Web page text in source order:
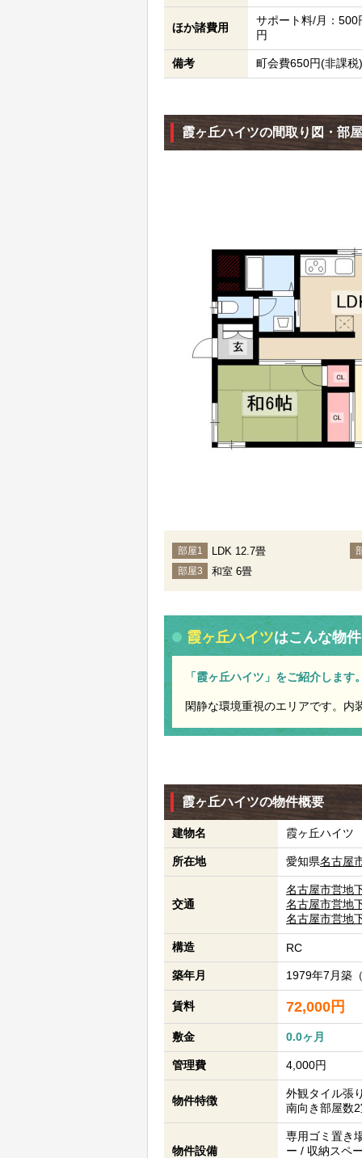
ほか諸費用
サポート料/月：
円
備考 町会費650円(非課
霞ヶ丘ハイツの間取り図・部
部屋1 LDK 12.7畳
部屋3
和室 6畳
霞ヶ丘ハイツはこんな物
「霞ヶ丘ハイツ」をご紹介します
閑静な環境重視のエリアです。内
霞ヶ丘ハイツの物件概要
建物名 霞ヶ丘ハイツ
所在地 愛知県名古屋
交通
名古屋市営地
名古屋市営地
名古屋市営地
構造 RC
築年月 1979年7月築
賃料 72,000円
敷金 0.0ヶ月
管理費 4,000円
物件特徴
外観タイル張
南向き部屋数
物件設備
専用ゴミ置き
ー / 収納スペ